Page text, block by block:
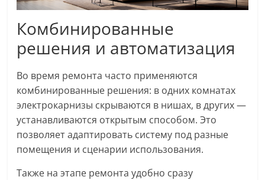
Комбинированные
решения и автоматизация
Во время ремонта часто применяются
комбинированные решения: в одних комнатах
электрокарнизы скрываются в нишах, в других —
устанавливаются открытым способом. Это
позволяет адаптировать систему под разные
помещения и сценарии использования.
Также на этапе ремонта удобно сразу